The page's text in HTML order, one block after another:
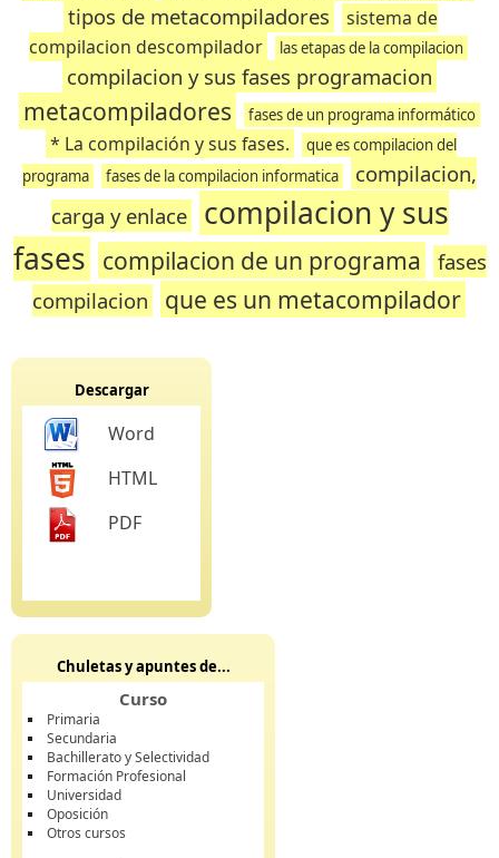
tipos de metacompiladores
sistema de
compilacion descompilador
las etapas de la compilacion
compilacion y sus fases programacion
metacompiladores fases de un programa informático
* La compilación y sus fases.
que es compilacion del
programa
fases de la compilacion informatica
compilacion,
carga y enlace
compilacion y sus
fases compilacion de un programa
fases
compilacion
que es un metacompilador
Descargar
Word
HTML
PDF
Chuletas y apuntes de...
Curso
Primaria
Secundaria
Bachillerato y Selectividad
Formación Profesional
Universidad
Oposición
Otros cursos